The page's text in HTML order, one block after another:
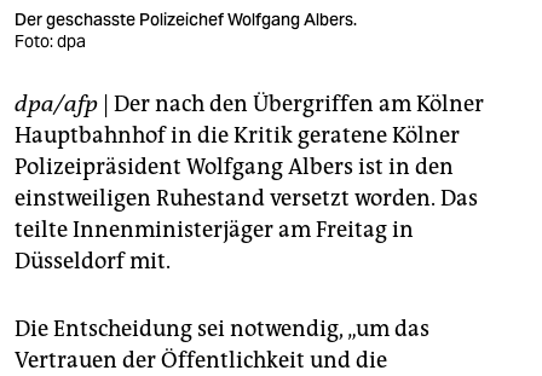
verlag
shop
fragen & hilfe
unterstützen
abo
epaper login
Der geschasste Polizeichef Wolfgang Albers.
Foto: dpa
dpa/afp | Der nach den Übergriffen am Kölner
Hauptbahnhof in die Kritik geratene Kölner
Polizeipräsident Wolfgang Albers ist in den
einstweiligen Ruhestand versetzt worden. Das
teilte Innenministerjäger am Freitag in
Düsseldorf mit.
Die Entscheidung sei notwendig, „um das
Vertrauen der Öffentlichkeit und die